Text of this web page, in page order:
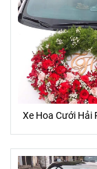
Xe Hoa Cưới Hải